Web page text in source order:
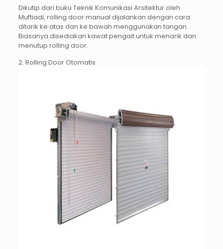
Dikutip dari buku Teknik Komunikasi Arsitektur oleh
Muftiadi, rolling door manual dijalankan dengan cara
ditarik ke atas dan ke bawah menggunakan tangan.
Biasanya disediakan kawat pengait untuk menarik dan
menutup rolling door.
2. Rolling Door Otomatis